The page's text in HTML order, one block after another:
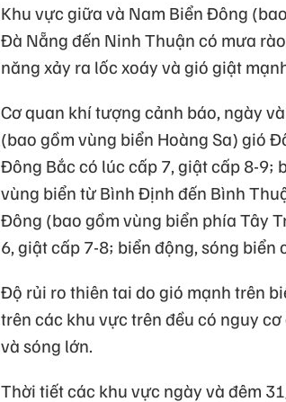
Khu vực giữa và Nam Biển Đông
Đà Nẵng đến Ninh Thuận có mưa
năng xảy ra lốc xoáy và gió giật
Cơ quan khí tượng cảnh báo, ngày
(bao gồm vùng biển Hoàng Sa) gió
Đông Bắc có lúc cấp 7, giật cấp 8-9;
vùng biển từ Bình Định đến Bình
Đông (bao gồm vùng biển phía Tây
6, giật cấp 7-8; biển động, sóng biển
Độ rủi ro thiên tai do gió mạnh trên
trên các khu vực trên đều có nguy
và sóng lớn.
Thời tiết các khu vực ngày và đêm